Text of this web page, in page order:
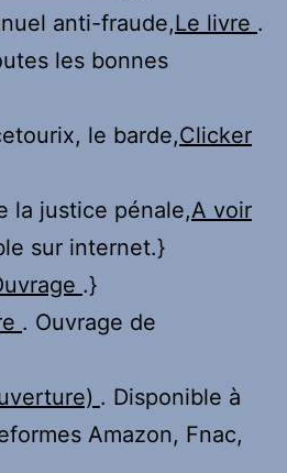
anti-fraude,Le livre .
les bonnes
le barde,Clicker
la justice pénale,A voir
sur internet.}
.}
. Ouvrage de
. Disponible à
Amazon, Fnac,